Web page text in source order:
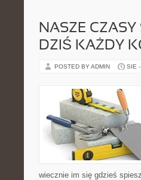
NASZE
DZIŚ KAŻDY
POSTED BY ADMIN SIE
wiecznie im się gdzieś